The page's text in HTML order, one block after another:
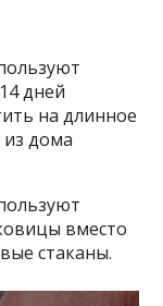
дней
на длинное
из дома
вместо
стаканы.